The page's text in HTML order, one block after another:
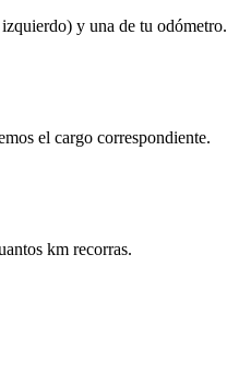
y una de tu odómetro.
el cargo correspondiente.
km recorras.